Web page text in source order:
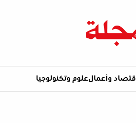
اقتصاد وأعمالعلوم وتكنولوجيا